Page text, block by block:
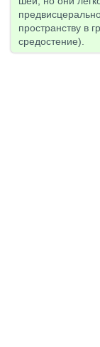
пространству в
средостение).